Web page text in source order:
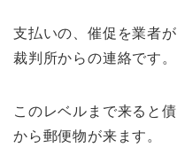
支払いの、催促を業者
裁判所からの連絡です。
このレベルまで来ると
から郵便物が来ます。